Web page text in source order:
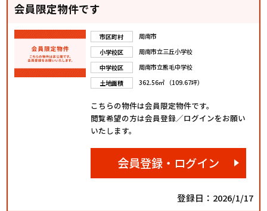
会員限定物件です
市区町村
周南市
小学校区
周南市立三丘小学校
中学校区
周南市立熊毛中学校
土地面積
362.56㎡ （109.67坪）
こちらの物件は会員限定物件です。
閲覧希望の方は会員登録／ログインをお願い
いたします。
会員登録・ログイン
登録日：2026/1/17